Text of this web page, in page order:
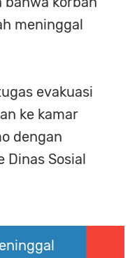
meninggal
evakuasi
ke kamar
dengan
Dinas Sosial